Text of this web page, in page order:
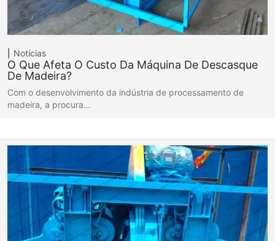
Notícias
O Que Afeta O Custo Da Máquina De Descasque
De Madeira?
Com o desenvolvimento da indústria de processamento de
madeira, a procura…